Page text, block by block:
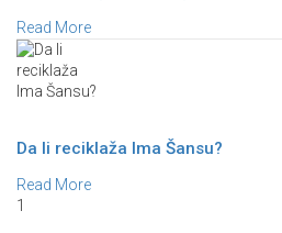
Read More
Da li reciklaža Ima Šansu?
Read More
1